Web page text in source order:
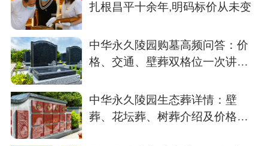
扎根昌平十余年,明码标价从未变
中华永久陵园购墓高频问答：价
格、交通、壁葬双格位一次讲清
中华永久陵园生态葬详情：壁
葬、花坛葬、树葬介绍及价格参